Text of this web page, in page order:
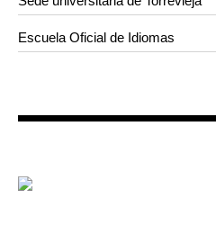
Escuela Oficial de Idiomas